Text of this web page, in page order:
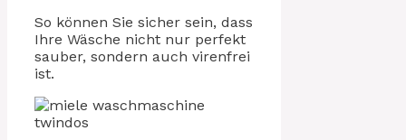
So können Sie sicher sein, dass
Ihre Wäsche nicht nur perfekt
sauber, sondern auch virenfrei
ist.